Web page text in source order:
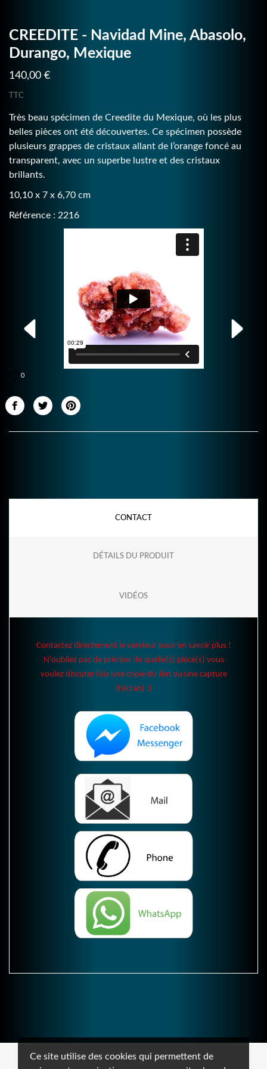
Ce site utilise des cookies qui permettent de
CREEDITE - Navidad Mine, Abasolo,
Durango, Mexique
140,00 €
TTC
Très beau spécimen de Creedite du Mexique, où les plus
belles pièces ont été découvertes. Ce spécimen possède
plusieurs grappes de cristaux allant de l’orange foncé au
transparent, avec un superbe lustre et des cristaux
brillants.
10,10 x 7 x 6,70 cm
Référence : 2216
0
CONTACT
DÉTAILS DU PRODUIT
VIDÉOS
Contactez directement le vendeur pour en savoir plus !
N'oubliez pas de préciser de quelle(s) pièce(s) vous
voulez discuter (via une copie du lien ou une capture
d'écran) :)